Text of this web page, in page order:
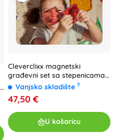
Cleverclixx magnetski
građevni set sa stepenicama
Intense (34 kom)
Vanjsko skladište ?
47,50 €
U košaricu